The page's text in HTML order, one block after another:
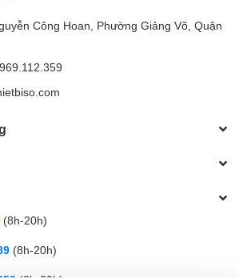
Công Hoan, Phường Giảng Võ, Quận
(8h-20h)
(8h-20h)